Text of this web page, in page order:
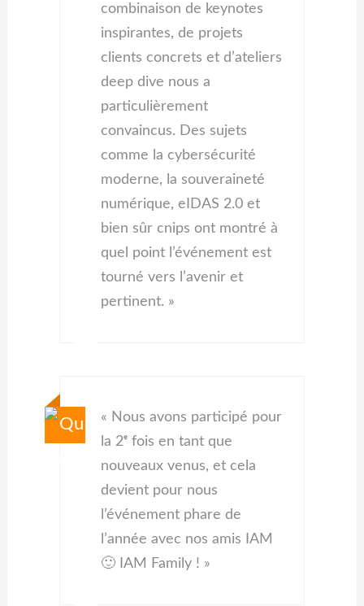
combinaison de keynotes
inspirantes, de projets
clients concrets et d’ateliers
deep dive nous a
particulièrement
convaincus. Des sujets
comme la cybersécurité
moderne, la souveraineté
numérique, eIDAS 2.0 et
bien sûr cnips ont montré à
quel point l’événement est
tourné vers l’avenir et
pertinent. »
« Nous avons participé pour
la 2ᵉ fois en tant que
nouveaux venus, et cela
devient pour nous
l’événement phare de
l’année avec nos amis IAM
🙂 IAM Family ! »